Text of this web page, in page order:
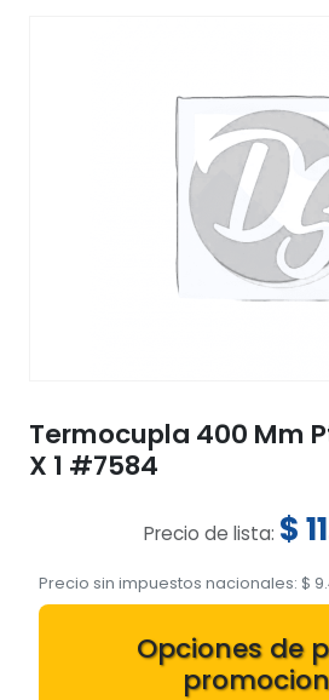
Termocupla 400 Mm
X 1 #7584
Precio de lista: $
Precio sin impuestos nacionales: $
Opciones de